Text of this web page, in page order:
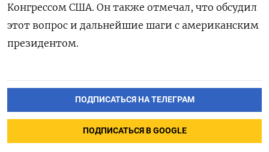
Конгрессом США. Он также отмечал, что обсудил
этот вопрос и дальнейшие шаги с американским
президентом.
ПОДПИСАТЬСЯ НА ТЕЛЕГРАМ
ПОДПИСАТЬСЯ В GOOGLE